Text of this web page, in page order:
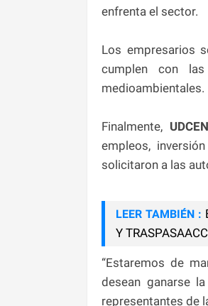
enfrenta el sector.
Los empresarios
cumplen con
medioambientales.
Finalmente,
empleos,
solicitaron a las
LEER TAMBIÉN :
Y
“Estaremos de
desean ganarse
representantes de